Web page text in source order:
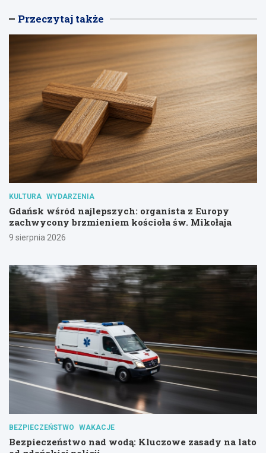
Przeczytaj także
KULTURA WYDARZENIA
Gdańsk wśród najlepszych: organista z Europy
zachwycony brzmieniem kościoła św. Mikołaja
9 sierpnia 2026
BEZPIECZEŃSTWO WAKACJE
Bezpieczeństwo nad wodą: Kluczowe zasady na lato